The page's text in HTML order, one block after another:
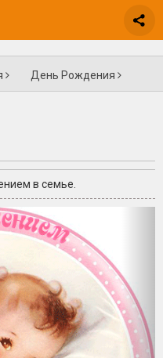
День Рождения
в семье.